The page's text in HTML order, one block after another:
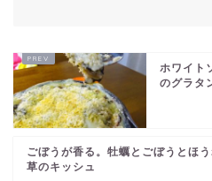
ホワイト
のグラタ
ごぼうが香る。牡蠣とごぼうとほ
草のキッシュ